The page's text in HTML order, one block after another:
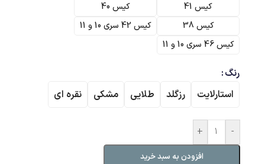
کیس 41
کیس 40
کیس 38
کیس 42 سری 10 و 11
کیس 46 سری 10 و 11
رنگ
استارلایت
رزگلد طلایی مشکی نقره ای
-
+
افزودن به سبد خرید